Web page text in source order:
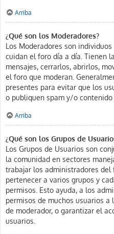
Arriba
¿Qué son los Moderadores?
Los Moderadores son
cuidan el foro día a día. Tienen
mensajes, cerrarlos, abrirlos,
el foro que moderan.
presentes para evitar que los
o publiquen spam y/o contenido
Arriba
¿Qué son los Grupos de
Los Grupos de Usuarios son
la comunidad en sectores
trabajar los administradores del
pertenecer a varios grupos y
permisos. Esto ayuda, a los
permisos de muchos usuarios a
de moderador, o garantizar el
usuarios.